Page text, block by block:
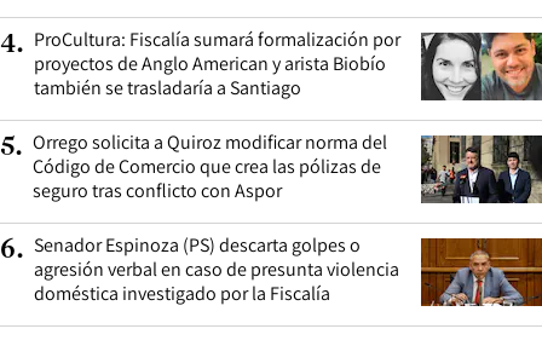
4. ProCultura: Fiscalía sumará formalización por
proyectos de Anglo American y arista Biobío
también se trasladaría a Santiago
5. Orrego solicita a Quiroz modificar norma del
Código de Comercio que crea las pólizas de
seguro tras conflicto con Aspor
6. Senador Espinoza (PS) descarta golpes o
agresión verbal en caso de presunta violencia
doméstica investigado por la Fiscalía